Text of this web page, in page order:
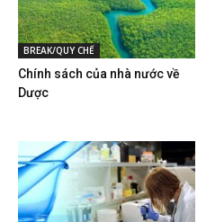
BREAK/QUY CHẾ
Chính sách của nhà nước về
Dược